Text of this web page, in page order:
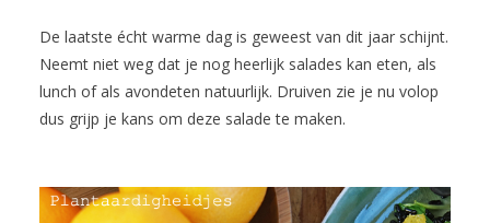
De laatste écht warme dag is geweest van dit jaar schijnt.
Neemt niet weg dat je nog heerlijk salades kan eten, als
lunch of als avondeten natuurlijk. Druiven zie je nu volop
dus grijp je kans om deze salade te maken.